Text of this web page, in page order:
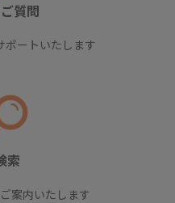
質問
ポートいたします
索
案内いたします